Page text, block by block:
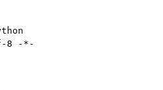
8 -*-